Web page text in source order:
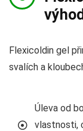
Flexicoldin gel
svalích a
Úleva od
vlastnosti,